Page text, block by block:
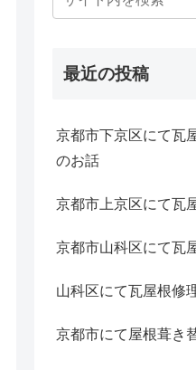
最近の投稿
京都市下京区にて瓦
のお話
京都市上京区にて瓦
京都市山科区にて瓦
山科区にて瓦屋根修
京都市にて屋根葺き